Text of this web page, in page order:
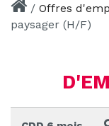
/ Offres
paysager (H/F)